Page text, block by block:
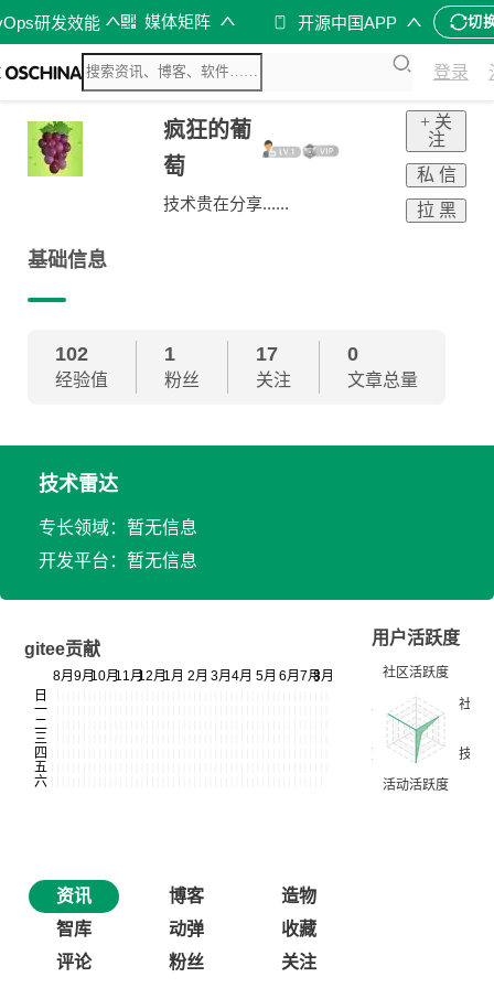
研发效能 媒体矩阵 开源中国APP 切
登录
疯狂的葡
萄
技术贵在分享......
+ 关
注
私 信
拉 黑
基础信息
102
经验值
1
粉丝
17
关注
0
文章总量
技术雷达
专长领域：暂无信息
开发平台：暂无信息
gitee贡献
用户活跃度
资讯 博客
造物
智库
动弹
收藏
评论
粉丝 关注